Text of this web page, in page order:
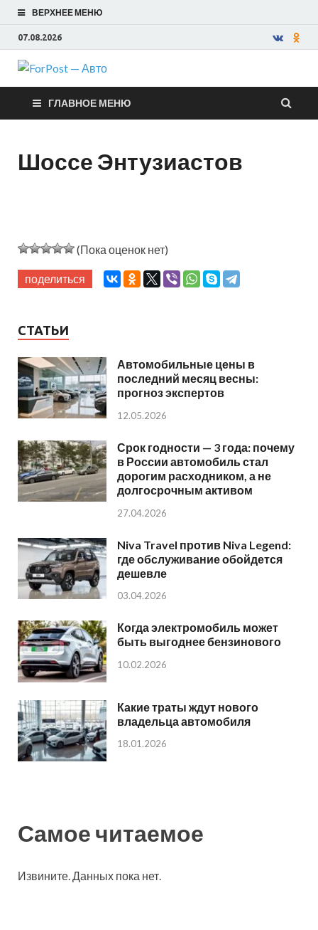
ВЕРХНЕЕ МЕНЮ
07.08.2026
ForPost —
Авто
ГЛАВНОЕ МЕНЮ
Шоссе Энтузиастов
(Пока оценок нет)
поделиться
СТАТЬИ
Автомобильные цены в
последний месяц весны:
прогноз экспертов
12.05.2026
Срок годности — 3 года: почему
в России автомобиль стал
дорогим расходником, а не
долгосрочным активом
27.04.2026
Niva Travel против Niva Legend:
где обслуживание обойдется
дешевле
03.04.2026
Когда электромобиль может
быть выгоднее бензинового
10.02.2026
Какие траты ждут нового
владельца автомобиля
18.01.2026
Самое читаемое
Извините. Данных пока нет.